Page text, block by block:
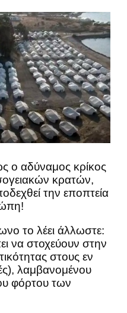
ο αδύναμος κρίκος
κρατών,
την εποπτεία
το λέει άλλωστε:
να στοχεύουν στην
στους εν
λαμβανομένου
φόρτου των